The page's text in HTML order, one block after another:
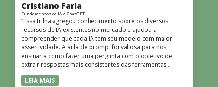
Cristiano Faria
Fundamentos da IA e ChatGPT
“Essa trilha agregou conhecimento sobre os diversos
recursos de IA existentes no mercado e ajudou a
compreender que cada IA tem seu modelo com maior
assertividade. A aula de prompt foi valiosa para nos
ensinar a como fazer uma pergunta com o objetivo de
extrair respostas mais consistentes das ferramentas
disponíveis. O instrutor também é muito bom, além de
dominar o conteúdo, possui uma didática que incentiva o
LEIA MAIS